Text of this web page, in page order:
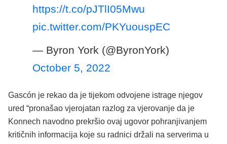
https://t.co/pJTlI05Mwu
pic.twitter.com/PKYuouspEC
— Byron York (@ByronYork)
October 5, 2022
Gascón je rekao da je tijekom odvojene istrage njegov
ured “pronašao vjerojatan razlog za vjerovanje da je
Konnech navodno prekršio ovaj ugovor pohranjivanjem
kritičnih informacija koje su radnici držali na serverima u